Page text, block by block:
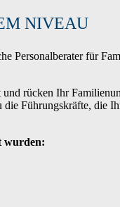
NIVEAU
Personalberater für
rücken Ihr
die Führungskräfte, die
wurden: